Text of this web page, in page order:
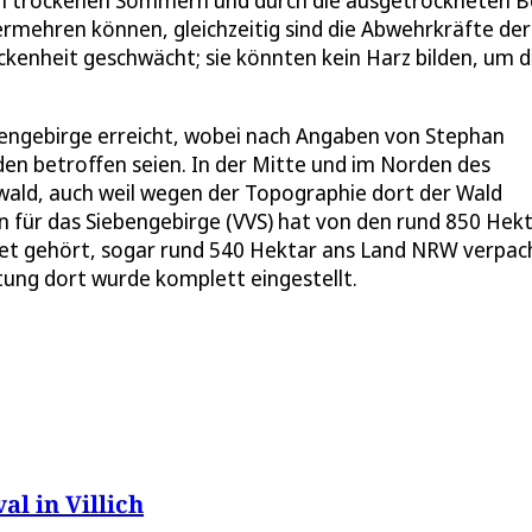
können, gleichzeitig sind die Abwehrkräfte der
geschwächt; sie könnten kein Harz bilden, um
erreicht, wobei nach Angaben von Stephan
betroffen seien. In der Mitte und im Norden des
auch weil wegen der Topographie dort der Wald
das Siebengebirge (VVS) hat von den rund 850
gehört, sogar rund 540 Hektar ans Land NRW
dort wurde komplett eingestellt.
in Villich